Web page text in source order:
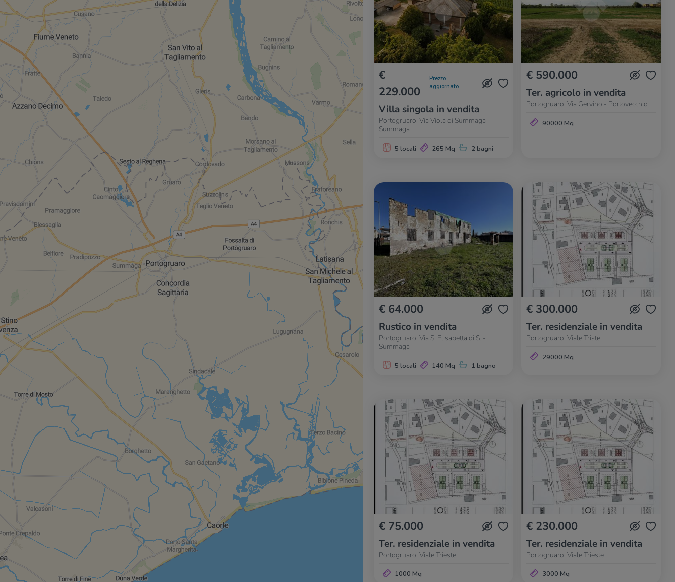
€
229.000
Prezzo
aggiornato
Villa singola in vendita
Portogruaro, Via Viola di Summaga -
Summaga
5 locali 265 Mq 2 bagni
€ 590.000
Ter. agricolo in vendita
Portogruaro, Via Gervino - Portovecchio
90000 Mq
€ 64.000
Rustico in vendita
Portogruaro, Via S. Elisabetta di S. -
Summaga
5 locali 140 Mq 1 bagno
€ 300.000
Ter. residenziale in vendita
Portogruaro, Viale Triste
29000 Mq
€ 75.000
Ter. residenziale in vendita
Portogruaro, Viale Trieste
1000 Mq
€ 230.000
Ter. residenziale in vendita
Portogruaro, Viale Trieste
3000 Mq